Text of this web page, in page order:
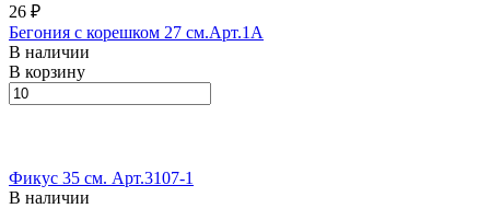
26 ₽
Бегония с корешком 27 см.Арт.1А
В наличии
В корзину
Фикус 35 см. Арт.3107-1
В наличии